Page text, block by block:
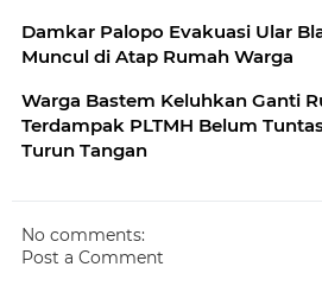
Damkar Palopo Evakuasi Ular
Muncul di Atap Rumah Warga
Warga Bastem Keluhkan Ganti
Terdampak PLTMH Belum
Turun Tangan
No comments:
Post a Comment